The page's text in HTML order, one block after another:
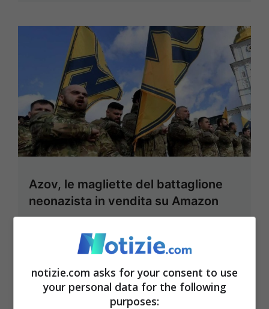
Azov, le magliette del battaglione
neonazista in vendita su Amazon
notizie.com asks for your consent to use
your personal data for the following
purposes: